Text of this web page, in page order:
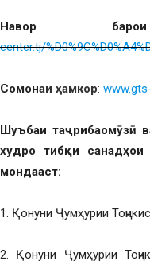
Навор
center.tj/
Сомонаи ҳамкор:
Шуъбаи таҷрибаомӯзӣ
худро тибқи
мондааст:
1. Қонуни Ҷумҳурии
2. Қонуни Ҷумҳурии